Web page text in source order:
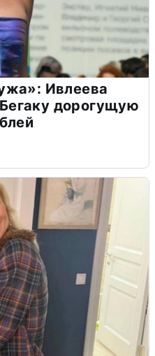
Ивлеева
дорогущую